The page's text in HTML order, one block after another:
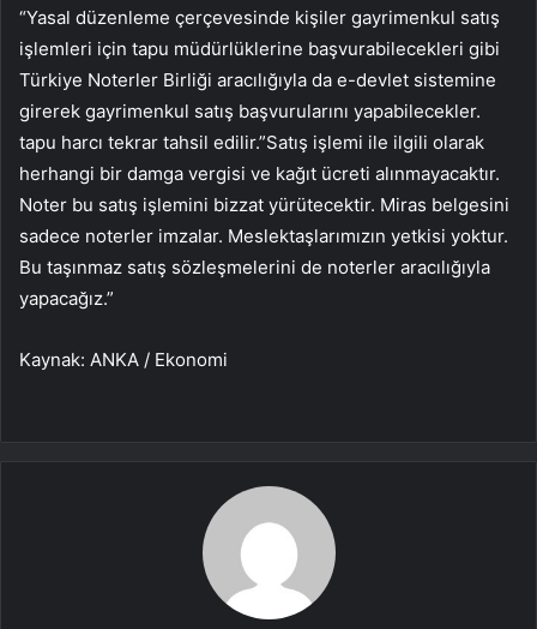
“Yasal düzenleme çerçevesinde kişiler gayrimenkul satış
işlemleri için tapu müdürlüklerine başvurabilecekleri gibi
Türkiye Noterler Birliği aracılığıyla da e-devlet sistemine
girerek gayrimenkul satış başvurularını yapabilecekler.
tapu harcı tekrar tahsil edilir.”Satış işlemi ile ilgili olarak
herhangi bir damga vergisi ve kağıt ücreti alınmayacaktır.
Noter bu satış işlemini bizzat yürütecektir. Miras belgesini
sadece noterler imzalar. Meslektaşlarımızın yetkisi yoktur.
Bu taşınmaz satış sözleşmelerini de noterler aracılığıyla
yapacağız.”
Kaynak: ANKA / Ekonomi